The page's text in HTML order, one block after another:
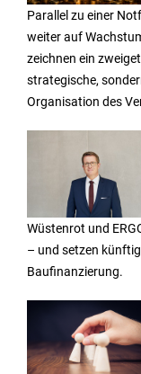
Parallel zu einer
weiter auf
zeichnen ein
strategische,
Organisation des
Wüstenrot und
– und setzen
Baufinanzierung.